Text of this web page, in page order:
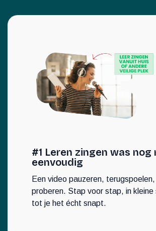
#1 Leren zingen was nog
eenvoudig
Een video pauzeren,
proberen. Stap voor stap, in kleine
tot je het écht snapt.